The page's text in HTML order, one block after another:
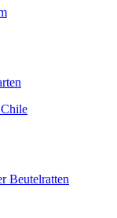
Beutelratten